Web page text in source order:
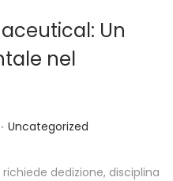
Un
nel
. P
s
Uncategorized
dedizione, disciplina